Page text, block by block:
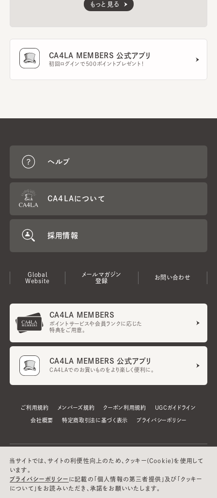
もっと見る
CA4LA MEMBERS 公式アプリ
初回ログインで500ポイントプレゼント！
ヘルプ
CA4LAについて
採用情報
Global
Website
メールマガジン
登録
お問い合わせ
CA4LA MEMBERS
ポイントサービスや会員ランクに応じた
特典をご用意。
CA4LA MEMBERS 公式アプリ
CA4LAでのお買いものをより楽しく便利に。
ご利用規約 メンバーズ規約 クーポン利用規約 UGCガイドライン
会社概要 特定商取引法に基づく表示 プライバシーポリシー
当サイトでは、サイトの利便性向上のため、クッキー(Cookie)を使用して
います。
プライバシーポリシー に記載の「個人情報の第三者提供」及び「クッキー
について」をお読みいただき、承諾をお願いいたします。